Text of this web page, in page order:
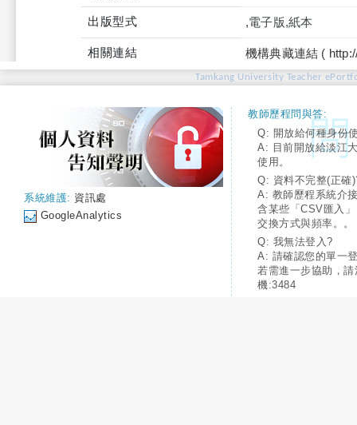
出版型式 ,電子版,紙本
相關連結 機構典藏連結 (
Tamkang University Teacher
系統維護: 資訊處
GoogleAnalytics
教師歷程問與答:
Q: 開放給何種身份
A: 目前開放給淡江
使用。
Q: 資料不完整(正確
A: 教師歷程系統介
含某些「CSV匯入
交換方式與頻率。。
Q: 我無法登入?
A: 請確認您的單一
若需進一步協助，
機:3484